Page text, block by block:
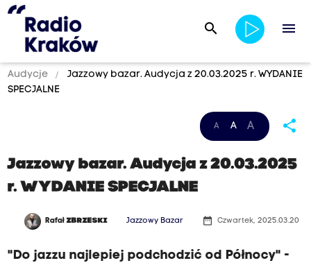
search menu
Audycje
Jazzowy bazar. Audycja z 20.03.2025 r. WYDANIE
SPECJALNE
A A A share
Jazzowy bazar. Audycja z 20.03.2025
r. WYDANIE SPECJALNE
RafałZBRZESKI Jazzowy Bazar date_range Czwartek, 2025.03.20
"Do jazzu najlepiej podchodzić od Północy" -